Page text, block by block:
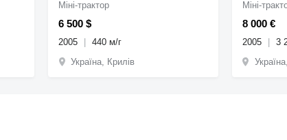
6 500 $
Міні-трактор
2005
440 м/г
Україна, Крилів
8 000 €
Міні-
2005
3